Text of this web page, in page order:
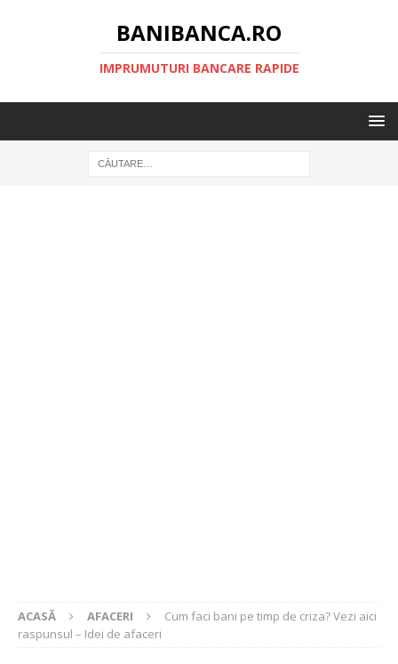
BANIBANCA.RO
IMPRUMUTURI BANCARE RAPIDE
ACASĂ AFACERI
Cum faci bani pe timp de criza? Vezi aici
raspunsul – Idei de afaceri